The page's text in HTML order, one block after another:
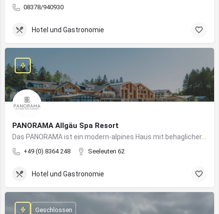
08378/940930
Hotel und Gastronomie
PANORAMA Allgäu Spa Resort
+49 (0) 8364 248 Seeleuten 62
Hotel und Gastronomie
Geschlossen